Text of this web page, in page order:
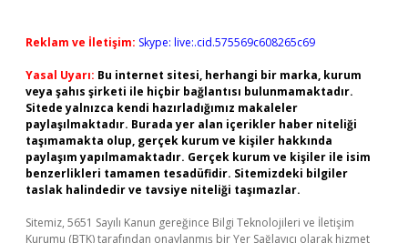
Reklam ve İletişim: Skype: live:.cid.575569c608265c69
Yasal Uyarı: Bu internet sitesi, herhangi bir marka, kurum
veya şahıs şirketi ile hiçbir bağlantısı bulunmamaktadır.
Sitede yalnızca kendi hazırladığımız makaleler
paylaşılmaktadır. Burada yer alan içerikler haber niteliği
taşımamakta olup, gerçek kurum ve kişiler hakkında
paylaşım yapılmamaktadır. Gerçek kurum ve kişiler ile isim
benzerlikleri tamamen tesadüfidir. Sitemizdeki bilgiler
taslak halindedir ve tavsiye niteliği taşımazlar.
Sitemiz, 5651 Sayılı Kanun gereğince Bilgi Teknolojileri ve İletişim
Kurumu (BTK) tarafından onaylanmış bir Yer Sağlayıcı olarak hizmet